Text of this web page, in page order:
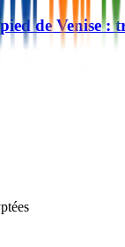
de Venise :